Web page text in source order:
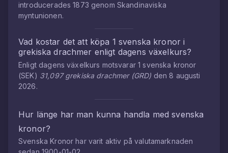
introducerades 1873 genom Skandinaviska
myntunionen.
Vad kostar det att köpa 1 svenska kronor i
grekiska drachmer enligt dagens växelkurs?
Enligt dagens växelkurs motsvarar1svenska kronor
(SEK) 31,097 grekiska drachmer(GRD) den 8 augusti
2026.
Hur länge har man kunna handla medsvenska
kronor?
Svenska Kronor har varit aktiv på valutamarknaden